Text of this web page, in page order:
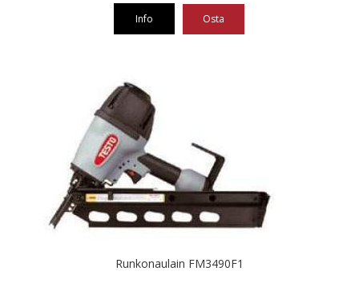
Info Osta
Runkonaulain FM3490F1